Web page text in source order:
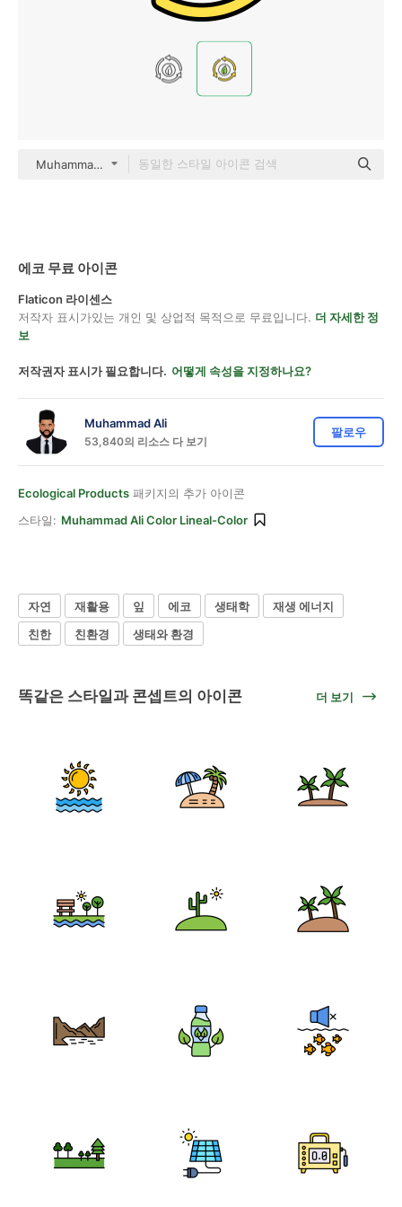
Muhammad Ali color lineal-color
에코 무료 아이콘
Flaticon 라이센스
저작자 표시가있는 개인 및 상업적 목적으로 무료입니다. 더 자세한 정
보
저작권자 표시가 필요합니다. 어떻게 속성을 지정하나요?
Muhammad Ali
53,840의 리소스 다 보기
팔로우
Ecological Products 패키지의 추가 아이콘
스타일: Muhammad Ali Color Lineal-Color
자연 재활용 잎 에코 생태학
재생 에너지
친한
친환경 생태와 환경
똑같은 스타일과 콘셉트의 아이콘 더 보기